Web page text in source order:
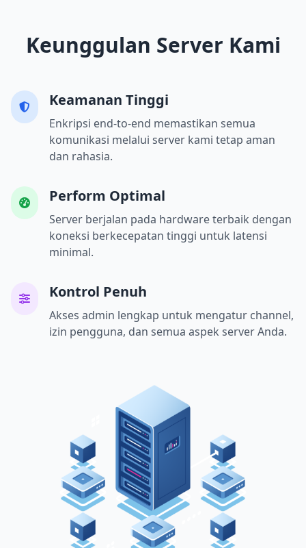
Keunggulan Server Kami
Keamanan Tinggi
Enkripsi end-to-end memastikan semua
komunikasi melalui server kami tetap aman
dan rahasia.
Perform Optimal
Server berjalan pada hardware terbaik dengan
koneksi berkecepatan tinggi untuk latensi
minimal.
Kontrol Penuh
Akses admin lengkap untuk mengatur channel,
izin pengguna, dan semua aspek server Anda.